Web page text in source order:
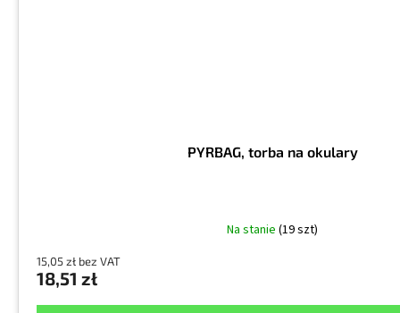
PYRBAG, torba na okulary
Na stanie (19 szt)
15,05 zł bez VAT
18,51 zł